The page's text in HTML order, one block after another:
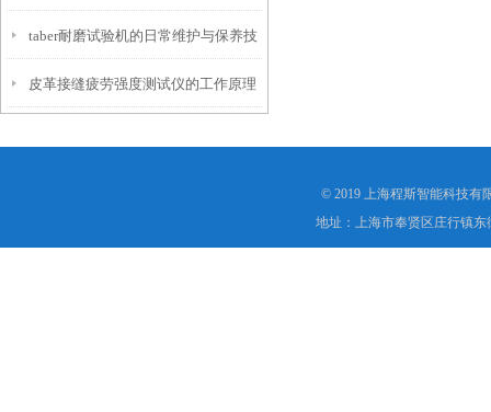
分？
taber耐磨试验机的日常维护与保养技
巧
皮革接缝疲劳强度测试仪的工作原理
© 2019 上海程斯智能科技有
地址：上海市奉贤区庄行镇东